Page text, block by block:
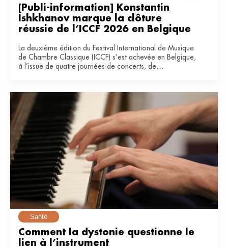
[Publi-information] Konstantin
Ishkhanov marque la clôture
réussie de l’ICCF 2026 en Belgique
La deuxième édition du Festival International de Musique
de Chambre Classique (ICCF) s’est achevée en Belgique,
à l’issue de quatre journées de concerts, de
Santé
Comment la dystonie questionne le
lien à l’instrument